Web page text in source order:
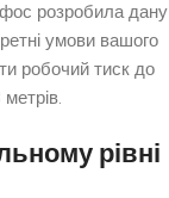
розробила дану
умови вашого
робочий тиск до
рівні